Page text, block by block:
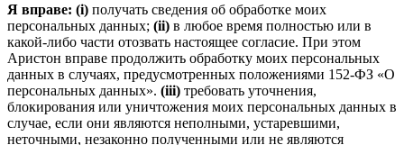
Я вправе: (i) получать сведения об обработке моих
персональных данных; (ii) в любое время полностью или в
какой-либо части отозвать настоящее согласие. При этом
Аристон вправе продолжить обработку моих персональных
данных в случаях, предусмотренных положениями 152-ФЗ «О
персональных данных». (iii) требовать уточнения,
блокирования или уничтожения моих персональных данных в
случае, если они являются неполными, устаревшими,
неточными, незаконно полученными или не являются